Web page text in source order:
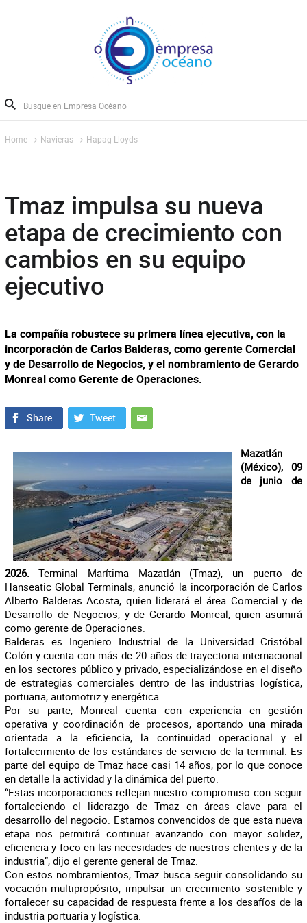
Home Navieras Hapag Lloyds
Tmaz impulsa su nueva
etapa de crecimiento con
cambios en su equipo
ejecutivo
La compañía robustece su primera línea ejecutiva, con la
incorporación de Carlos Balderas, como gerente Comercial
y de Desarrollo de Negocios, y el nombramiento de Gerardo
Monreal como Gerente de Operaciones.
Mazatlán
(México), 09
de junio de
2026.Terminal Marítima Mazatlán (Tmaz), un puerto de
Hanseatic Global Terminals, anunció la incorporación de Carlos
Alberto Balderas Acosta, quien liderará el área Comercial y de
Desarrollo de Negocios, y de Gerardo Monreal, quien asumirá
como gerente de Operaciones.
Balderas es Ingeniero Industrial de la Universidad Cristóbal
Colón y cuenta con más de 20 años de trayectoria internacional
en los sectores público y privado, especializándose en el diseño
de estrategias comerciales dentro de las industrias logística,
portuaria, automotriz y energética.
Por su parte, Monreal cuenta con experiencia en gestión
operativa y coordinación de procesos, aportando una mirada
orientada a la eficiencia, la continuidad operacional y el
fortalecimiento de los estándares de servicio de la terminal. Es
parte del equipo de Tmaz hace casi 14 años, por lo que conoce
en detalle la actividad y la dinámica del puerto.
“Estas incorporaciones reflejan nuestro compromiso con seguir
fortaleciendo el liderazgo de Tmaz en áreas clave para el
desarrollo del negocio. Estamos convencidos de que esta nueva
etapa nos permitirá continuar avanzando con mayor solidez,
eficiencia y foco en las necesidades de nuestros clientes y de la
industria”, dijo el gerente general de Tmaz.
Con estos nombramientos, Tmaz busca seguir consolidando su
vocación multipropósito, impulsar un crecimiento sostenible y
fortalecer su capacidad de respuesta frente a los desafíos de la
industria portuaria y logística.